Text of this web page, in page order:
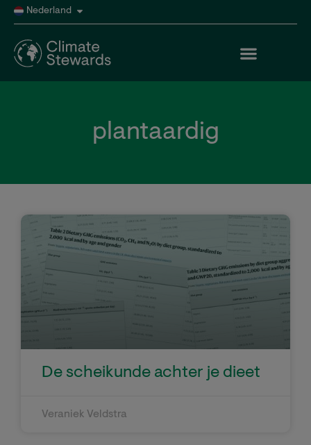
Nederland
plantaardig
De scheikunde achter je dieet
Veraniek Veldstra